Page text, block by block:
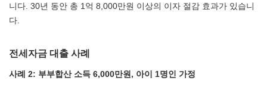
니다. 30년 동안 총 1억 8,000만원 이상의 이자 절감 효과가 있습니
다.
전세자금 대출 사례
사례 2: 부부합산 소득 6,000만원, 아이 1명인 가정